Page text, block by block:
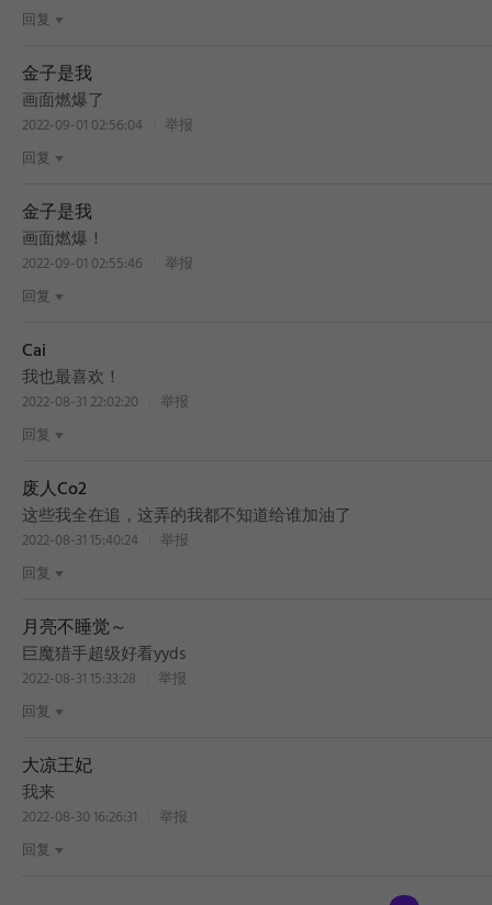
回复
金子是我
画面燃爆了
2022-09-01 02:56:04
举报
回复
金子是我
画面燃爆！
2022-09-01 02:55:46
举报
回复
Cai
我也最喜欢！
2022-08-31 22:02:20
举报
回复
废人Co2
这些我全在追，这弄的我都不知道给谁加油了
2022-08-31 15:40:24
举报
回复
月亮不睡觉～
巨魔猎手超级好看yyds
2022-08-31 15:33:28
举报
回复
大凉王妃
我来
2022-08-30 16:26:31
举报
回复